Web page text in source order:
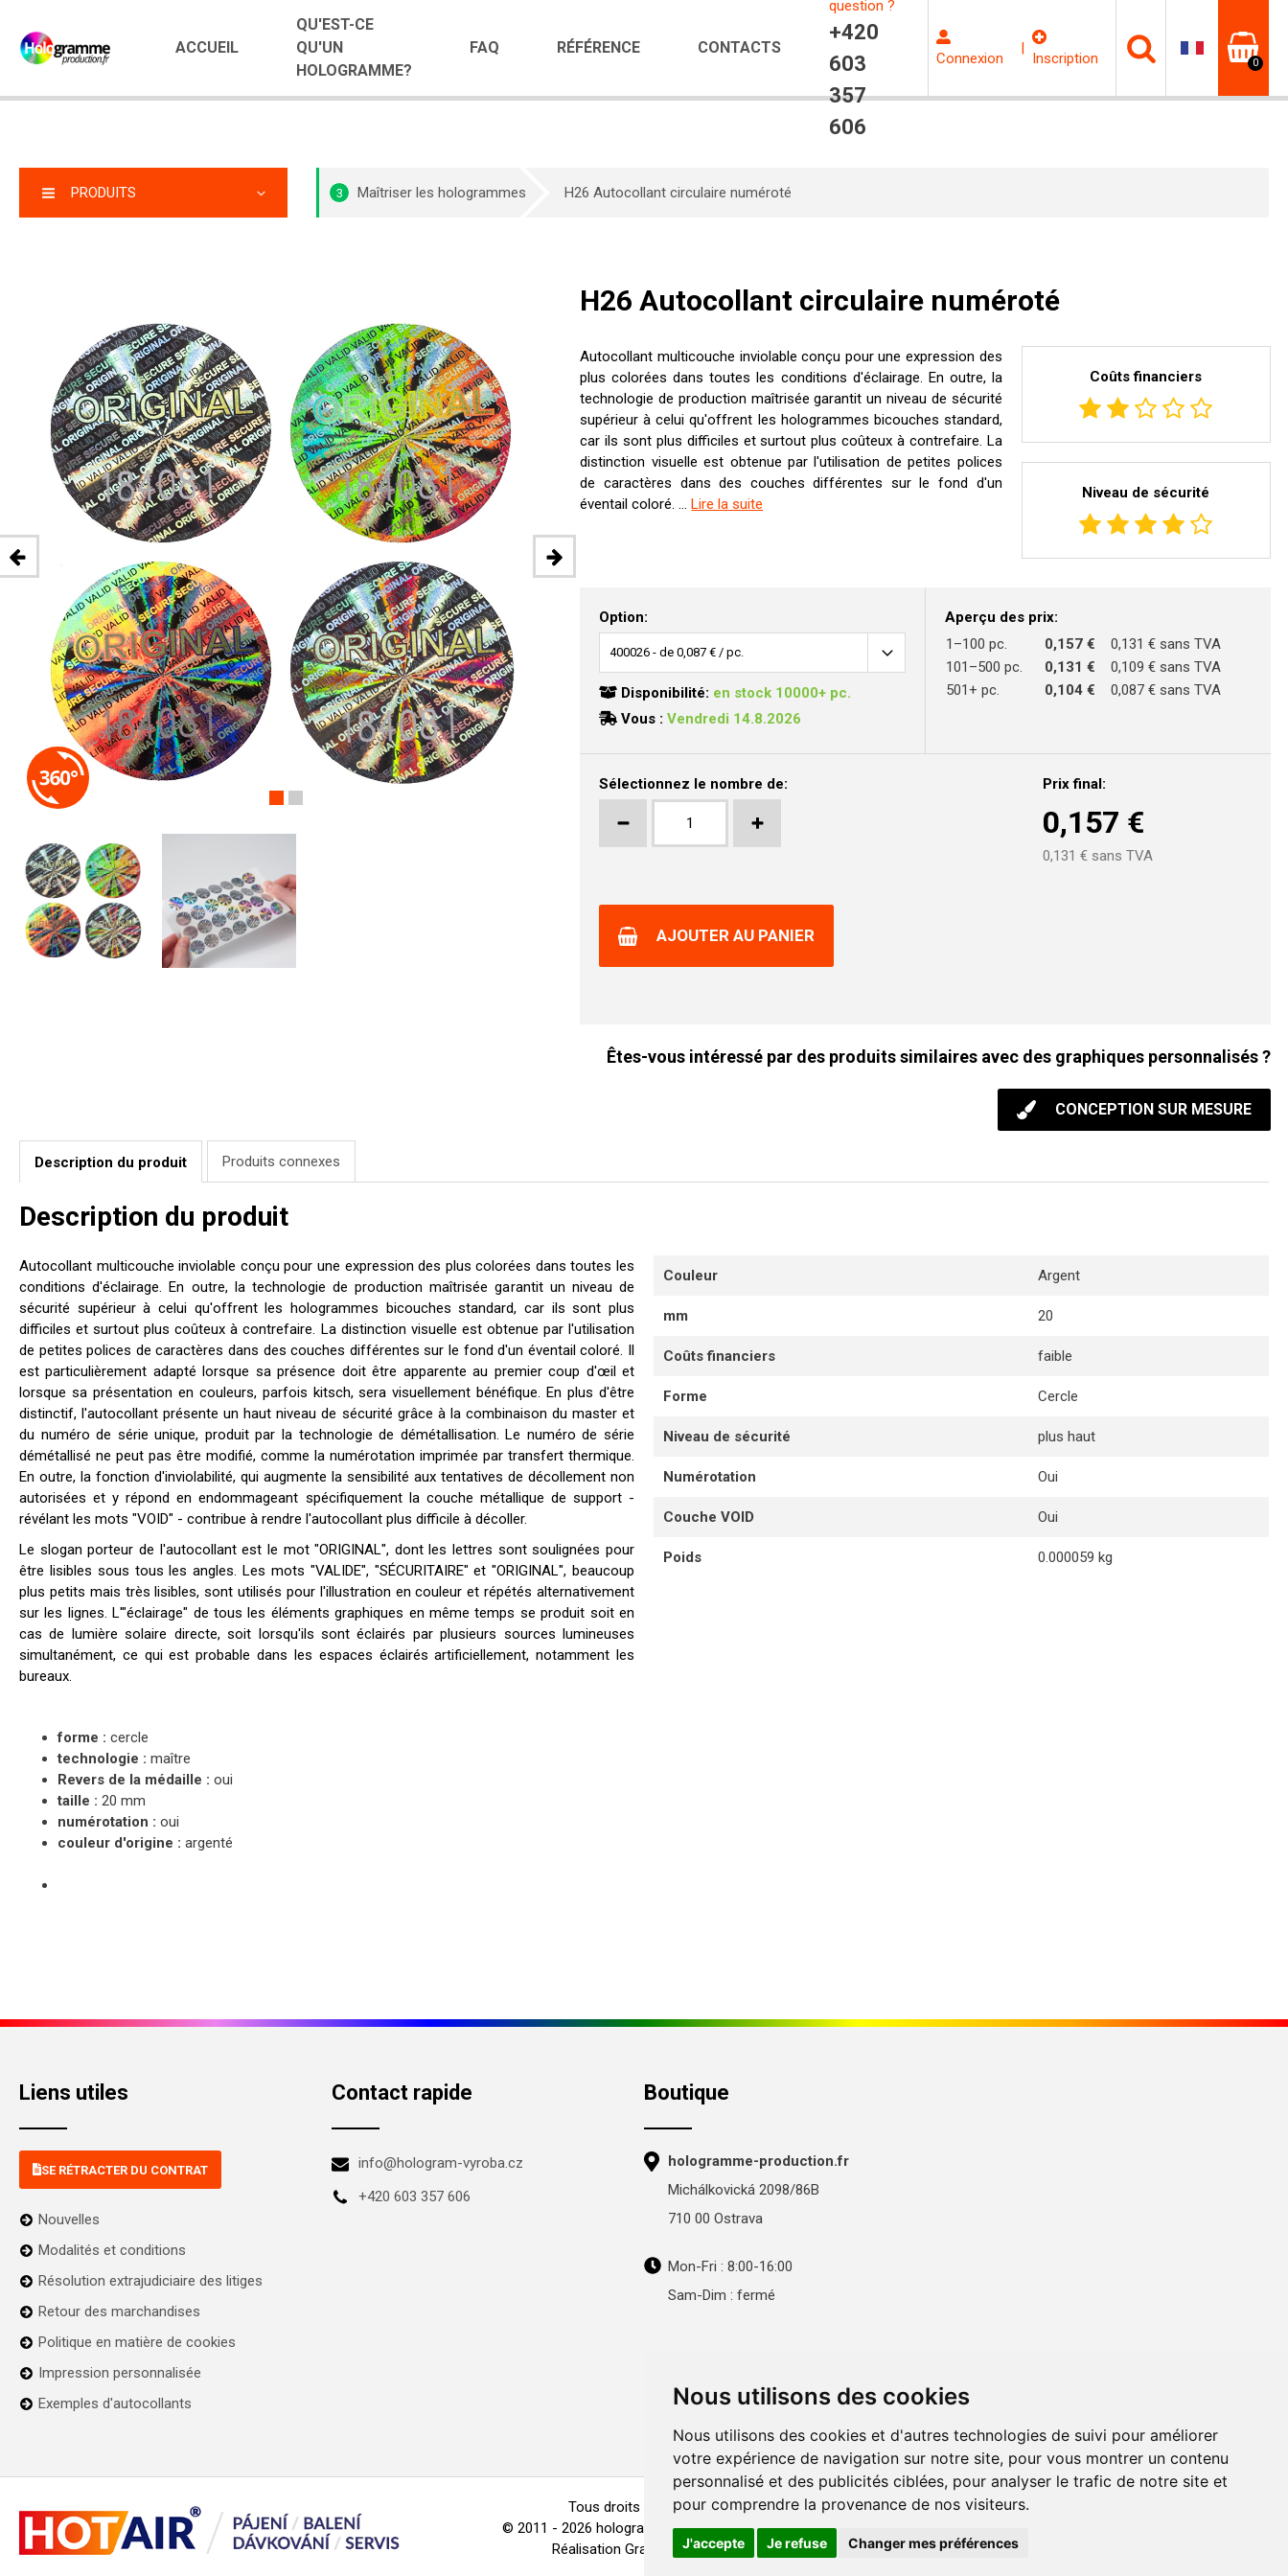
Nous utilisons des cookies
Nous utilisons des cookies et d'autres technologies de suivi pour améliorer
votre expérience de navigation sur notre site, pour vous montrer un contenu
personnalisé et des publicités ciblées, pour analyser le trafic de notre site et
pour comprendre la provenance de nos visiteurs.
J'accepte Je refuse Changer mes préférences
ACCUEIL
QU'EST-CE
QU'UN
HOLOGRAMME?
FAQ RÉFÉRENCE CONTACTS
question ?
+420
603
357
606
Connexion
|
Inscription 0
PRODUITS 3 Maîtriser les hologrammes H26 Autocollant circulaire numéroté
H26 Autocollant circulaire numéroté
Autocollant multicouche inviolable conçu pour une expression des
plus colorées dans toutes les conditions d'éclairage. En outre, la
technologie de production maîtrisée garantit un niveau de sécurité
supérieur à celui qu'offrent les hologrammes bicouches standard,
car ils sont plus difficiles et surtout plus coûteux à contrefaire. La
distinction visuelle est obtenue par l'utilisation de petites polices
de caractères dans des couches différentes sur le fond d'un
éventail coloré. ...Lire la suite
Coûts financiers
Niveau de sécurité
Option:
Disponibilité: en stock 10000+ pc.
Vous :Vendredi 14.8.2026
Aperçu des prix:
1–100 pc.
0,157 €
0,131 € sans TVA
101–500 pc.
0,131 €
0,109 € sans TVA
501+ pc.
0,104 € 0,087 € sans TVA
Sélectionnez le nombre de: Prix final:
0,157 €
0,131 € sans TVA
AJOUTER AU PANIER
Êtes-vous intéressé par des produits similaires avec des graphiques personnalisés ?
CONCEPTION SUR MESURE
Description du produit Produits connexes
Description du produit
Autocollant multicouche inviolable conçu pour une expression des plus colorées dans toutes les
conditions d'éclairage. En outre, la technologie de production maîtrisée garantit un niveau de
sécurité supérieur à celui qu'offrent les hologrammes bicouches standard, car ils sont plus
difficiles et surtout plus coûteux à contrefaire. La distinction visuelle est obtenue par l'utilisation
de petites polices de caractères dans des couches différentes sur le fond d'un éventail coloré. Il
est particulièrement adapté lorsque sa présence doit être apparente au premier coup d'œil et
lorsque sa présentation en couleurs, parfois kitsch, sera visuellement bénéfique. En plus d'être
distinctif, l'autocollant présente un haut niveau de sécurité grâce à la combinaison du master et
du numéro de série unique, produit par la technologie de démétallisation. Le numéro de série
démétallisé ne peut pas être modifié, comme la numérotation imprimée par transfert thermique.
En outre, la fonction d'inviolabilité, qui augmente la sensibilité aux tentatives de décollement non
autorisées et y répond en endommageant spécifiquement la couche métallique de support -
révélant les mots "VOID" - contribue à rendre l'autocollant plus difficile à décoller.
Le slogan porteur de l'autocollant est le mot "ORIGINAL", dont les lettres sont soulignées pour
être lisibles sous tous les angles. Les mots "VALIDE", "SÉCURITAIRE" et "ORIGINAL", beaucoup
plus petits mais très lisibles, sont utilisés pour l'illustration en couleur et répétés alternativement
sur les lignes. L'"éclairage" de tous les éléments graphiques en même temps se produit soit en
cas de lumière solaire directe, soit lorsqu'ils sont éclairés par plusieurs sources lumineuses
simultanément, ce qui est probable dans les espaces éclairés artificiellement, notamment les
bureaux.
forme : cercle
technologie : maître
Revers de la médaille : oui
taille : 20 mm
numérotation : oui
couleur d'origine : argenté
Couleur Argent
mm 20
Coûts financiers faible
Forme Cercle
Niveau de sécurité plus haut
Numérotation Oui
Couche VOID Oui
Poids 0.000059 kg
Liens utiles
SE RÉTRACTER DU CONTRAT
Nouvelles
Modalités et conditions
Résolution extrajudiciaire des litiges
Retour des marchandises
Politique en matière de cookies
Impression personnalisée
Exemples d'autocollants
Contact rapide
info@hologram-vyroba.cz
+420 603 357 606
Boutique
hologramme-production.fr
Michálkovická 2098/86B
710 00 Ostrava
Mon-Fri : 8:00-16:00
Sam-Dim : fermé
Tous droits réservés
© 2011 - 2026 hologramme-production.fr
Réalisation GraphicSite.cz